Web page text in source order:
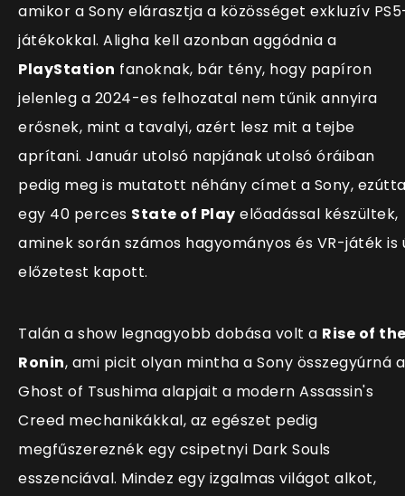
amikor a Sony elárasztja a közösséget exkluzív
játékokkal. Aligha kell azonban aggódnia a
PlayStation fanoknak, bár tény, hogy papíron
jelenleg a 2024-es felhozatal nem tűnik annyira
erősnek, mint a tavalyi, azért lesz mit a tejbe
aprítani. Január utolsó napjának utolsó óráiban
pedig meg is mutatott néhány címet a Sony,
egy 40 perces State of Play előadással készültek,
aminek során számos hagyományos és VR-játék is
előzetest kapott.
Talán a show legnagyobb dobása volt a Rise of
Ronin, ami picit olyan mintha a Sony összegyúrná a
Ghost of Tsushima alapjait a modern Assassin's
Creed mechanikákkal, az egészet pedig
megfűszereznék egy csipetnyi Dark Souls
esszenciával. Mindez egy izgalmas világot alkot,